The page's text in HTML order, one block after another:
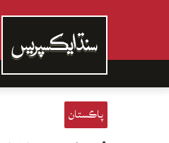
پاڪستان